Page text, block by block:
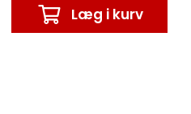
Læg i kurv